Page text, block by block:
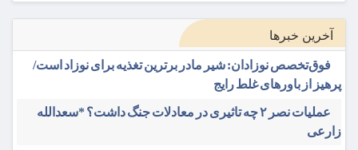
آخرین خبرها
فوق‌تخصص نوزادان: شیر مادر برترین تغذیه برای نوزاد است/
پرهیز از باورهای غلط رایج
عملیات نصر ۲ چه تاثیری در معادلات جنگ داشت؟ *سعدالله
زارعی